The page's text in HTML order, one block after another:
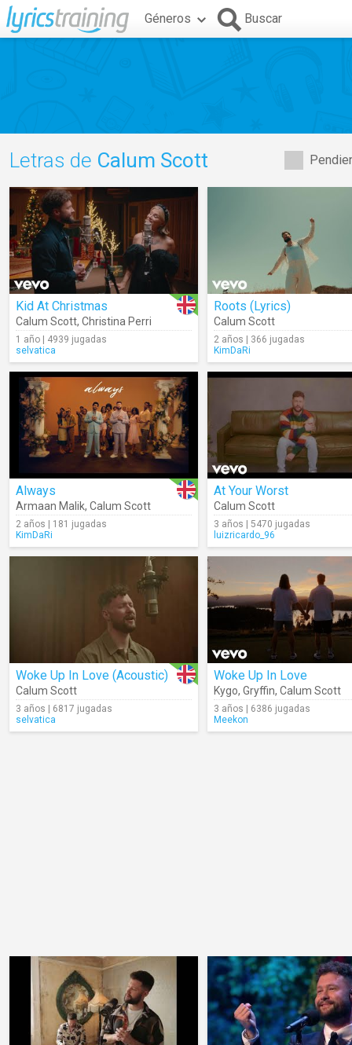
Géneros Buscar
Letras de Calum Scott
Kid At Christmas
Calum Scott, Christina Perri
1 año | 4939 jugadas
selvatica
Roots (Lyrics)
Calum Scott
2 años | 366 jugadas
KimDaRi
Always
Armaan Malik, Calum Scott
2 años | 181 jugadas
KimDaRi
At Your Worst
Calum Scott
3 años | 5470 jugadas
luizricardo_96
Woke Up In Love (Acoustic)
Calum Scott
3 años | 6817 jugadas
selvatica
Woke Up In Love
Kygo, Gryffin, Calum Scott
3 años | 6386 jugadas
Meekon